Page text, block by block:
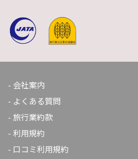
会社案内
よくある質問
旅行業約款
利用規約
口コミ利用規約